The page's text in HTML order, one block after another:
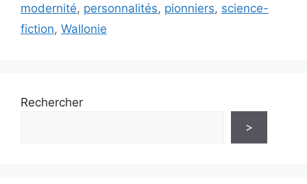
modernité, personnalités, pionniers, science-
fiction, Wallonie
Rechercher
>